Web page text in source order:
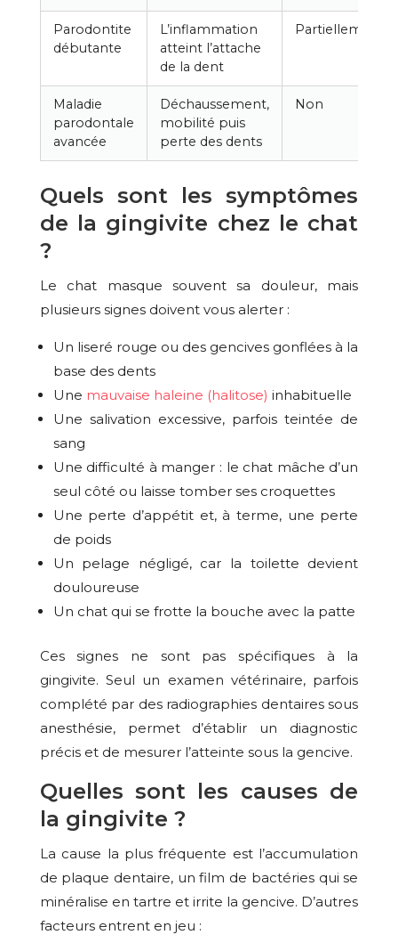
Parodontite
débutante
L’inflammation
atteint l’attache
de la dent
Partiellement
Maladie
parodontale
avancée
Déchaussement,
mobilité puis
perte des dents
Non
Quels sont les symptômes
de la gingivite chez le chat
?
Le chat masque souvent sa douleur, mais
plusieurs signes doivent vous alerter :
Un liseré rouge ou des gencives gonflées à la
base des dents
Une mauvaise haleine (halitose) inhabituelle
Une salivation excessive, parfois teintée de
sang
Une difficulté à manger : le chat mâche d’un
seul côté ou laisse tomber ses croquettes
Une perte d’appétit et, à terme, une perte
de poids
Un pelage négligé, car la toilette devient
douloureuse
Un chat qui se frotte la bouche avec la patte
Ces signes ne sont pas spécifiques à la
gingivite. Seul un examen vétérinaire, parfois
complété par des radiographies dentaires sous
anesthésie, permet d’établir un diagnostic
précis et de mesurer l’atteinte sous la gencive.
Quelles sont les causes de
la gingivite ?
La cause la plus fréquente est l’accumulation
de plaque dentaire, un film de bactéries qui se
minéralise en tartre et irrite la gencive. D’autres
facteurs entrent en jeu :